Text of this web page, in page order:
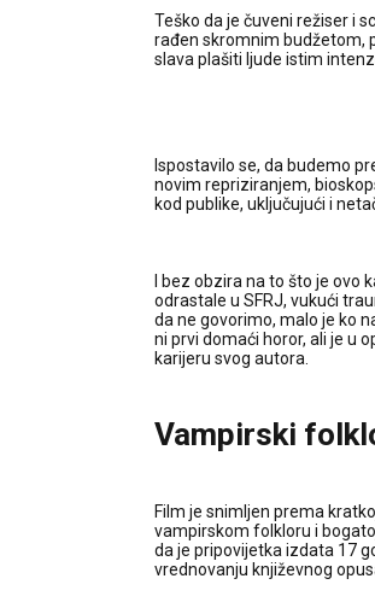
Teško da je čuveni režiser i
rađen skromnim budžetom,
slava plašiti ljude istim
Ispostavilo se, da budemo
novim repriziranjem,
kod publike, uključujući i
I bez obzira na to što je
odrastale u SFRJ, vukući
da ne govorimo, malo je ko
ni prvi domaći horor, ali je u
karijeru svog autora.
Vampirski
Film je snimljen prema
vampirskom folkloru i
da je pripovijetka izdata 17
vrednovanju književnog